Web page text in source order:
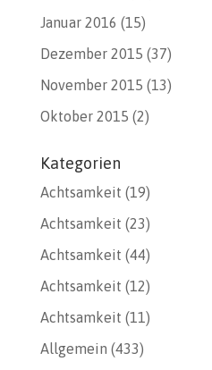
Januar 2016 (15)
Dezember 2015 (37)
November 2015 (13)
Oktober 2015 (2)
Kategorien
Achtsamkeit (19)
Achtsamkeit (23)
Achtsamkeit (44)
Achtsamkeit (12)
Achtsamkeit (11)
Allgemein (433)